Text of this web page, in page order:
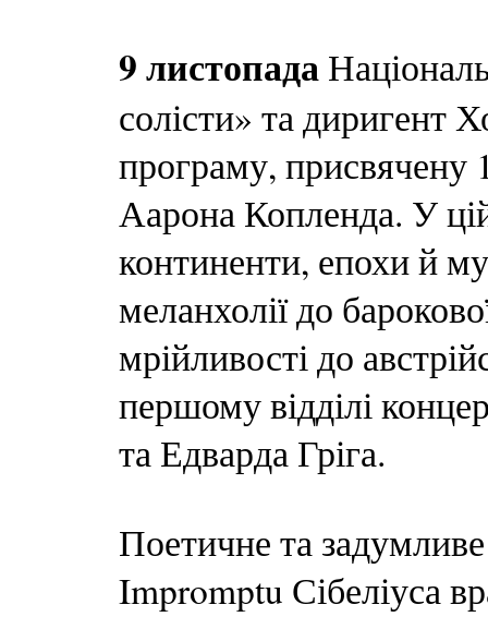
9 листопада
солісти» та
програму, присвячену
Аарона Копленда. У
континенти, епохи й
меланхолії до
мрійливості до
першому відділі
та Едварда Гріга.
Поетичне та
Impromptu Сібеліуса